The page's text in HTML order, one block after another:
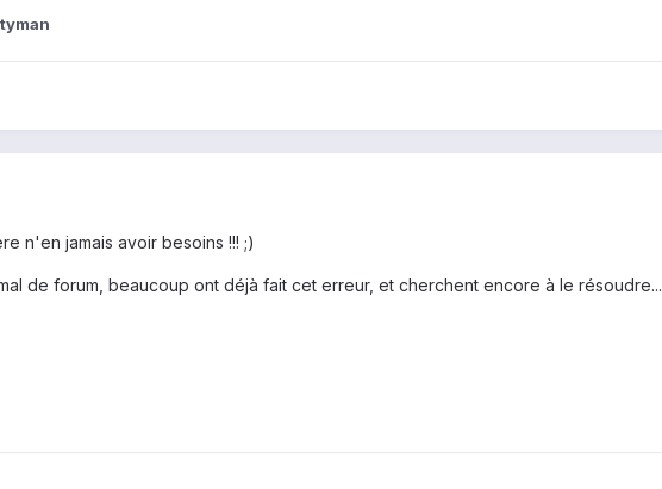
n'en jamais avoir besoins !!! ;)
de forum, beaucoup ont déjà fait cet erreur, et cherchent encore à le résoudre...